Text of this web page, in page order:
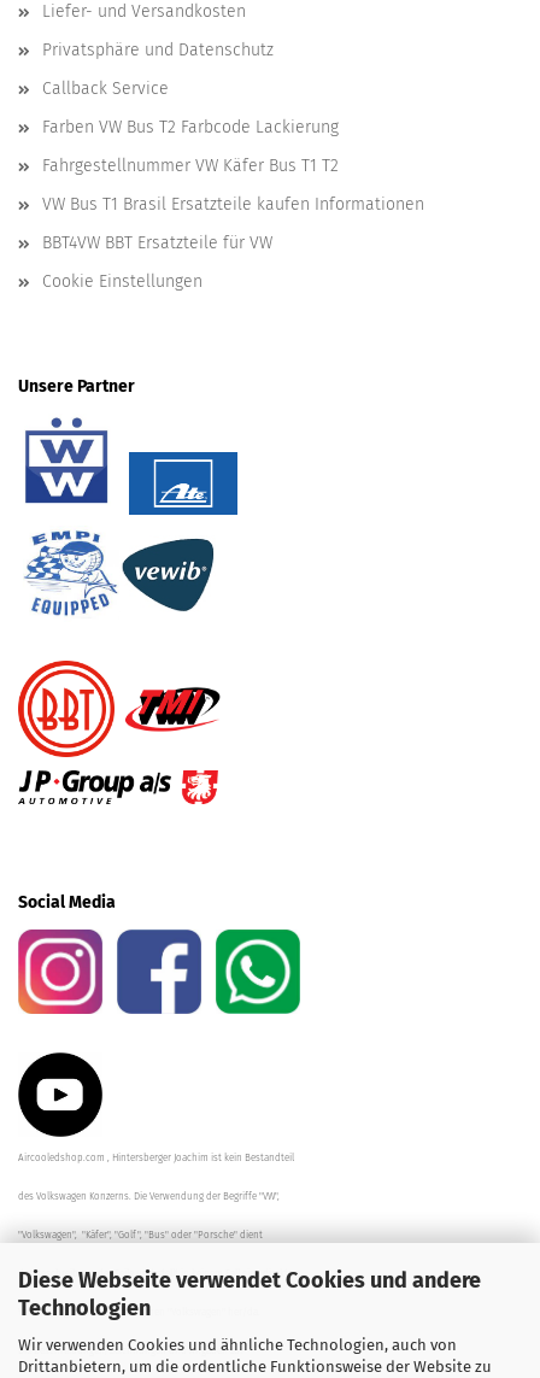
Diese Webseite verwendet Cookies und andere
Technologien
Wir verwenden Cookies und ähnliche Technologien, auch von
Drittanbietern, um die ordentliche Funktionsweise der Website zu
Liefer- und Versandkosten
Privatsphäre und Datenschutz
Callback Service
Farben VW Bus T2 Farbcode Lackierung
Fahrgestellnummer VW Käfer Bus T1 T2
VW Bus T1 Brasil Ersatzteile kaufen Informationen
BBT4VW BBT Ersatzteile für VW
Cookie Einstellungen
Unsere Partner
Social Media
Aircooledshop.com , Hintersberger Joachim ist kein Bestandteil
des Volkswagen Konzerns. Die Verwendung der Begriffe "VW",
"Volkswagen", "Käfer", "Golf", "Bus" oder "Porsche" dient
der Beschreibung der Teile und stellt in keinem Fall eine direkte
Verbindung zu dem Unternehmen "Volkswagen" her/da.
Die Beschreibungen, Zeichnungen und Angaben zur